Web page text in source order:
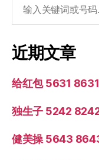
索：
近期文章
给红包 5631 8631
独生子 5242
健美操 5643